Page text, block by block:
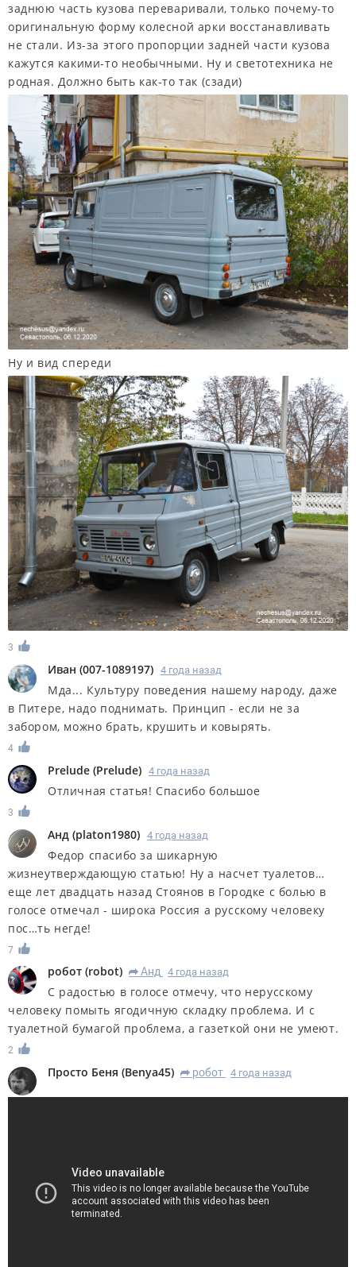
заднюю часть кузова переваривали, только почему-то
оригинальную форму колесной арки восстанавливать
не стали. Из-за этого пропорции задней части кузова
кажутся какими-то необычными. Ну и светотехника не
родная. Должно быть как-то так (сзади)
Ну и вид спереди
3
Иван (007-1089197) 4 года назад
Мда... Культуру поведения нашему народу, даже
в Питере, надо поднимать. Принцип - если не за
забором, можно брать, крушить и ковырять.
4
Prelude (Prelude) 4 года назад
Отличная статья! Спасибо большое
3
Анд (platon1980) 4 года назад
Федор спасибо за шикарную
жизнеутверждающую статью! Ну а насчет туалетов…
еще лет двадцать назад Стоянов в Городке с болью в
голосе отмечал - широка Россия а русскому человеку
пос…ть негде!
7
робот (robot) R Анд 4 года назад
С радостью в голосе отмечу, что нерусскому
человеку помыть ягодичную складку проблема. И с
туалетной бумагой проблема, а газеткой они не умеют.
2
Просто Беня (Benya45) R робот 4 года назад